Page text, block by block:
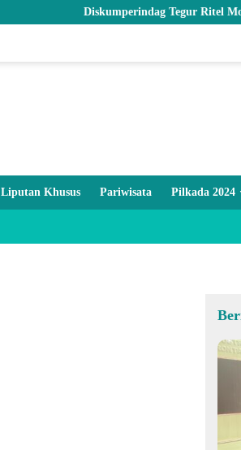
Diskumperindag Tegur Ritel Modern dan
Liputan Khusus Pariwisata Pilkada 2024